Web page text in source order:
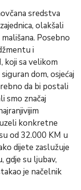
sredstva
olakšali
Posebno
i
koji sa velikom
dom, osjećaj
da bi postali
smo značaj
konkretne
od 32.000 KM u
dijete zaslužuje
gdje su ljubav,
je načelnik